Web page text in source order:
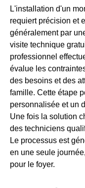
L'installation d'un
requiert précision et
généralement par
visite technique
professionnel
évalue les
des besoins et des
famille. Cette étape
personnalisée et un
Une fois la solution
des techniciens
Le processus est
en une seule
pour le foyer.